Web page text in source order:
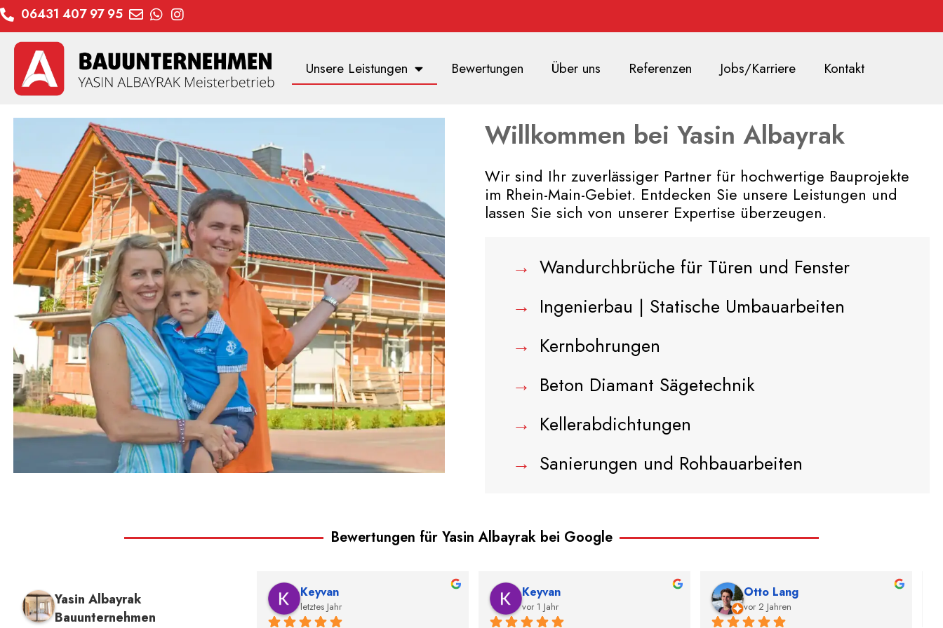
06431 407 97 95
Unsere Leistungen Bewertungen Über uns Referenzen Jobs/Karriere Kontakt
Willkommen bei Yasin Albayrak
Wir sind Ihr zuverlässiger Partner für hochwertige Bauprojekte
im Rhein-Main-Gebiet. Entdecken Sie unsere Leistungen und
lassen Sie sich von unserer Expertise überzeugen.
→ Wandurchbrüche für Türen und Fenster
→ Ingenierbau | Statische Umbauarbeiten
→ Kernbohrungen
→ Beton Diamant Sägetechnik
→ Kellerabdichtungen
→ Sanierungen und Rohbauarbeiten
Bewertungen für Yasin Albayrak bei Google
Yasin Albayrak
Bauunternehmen
Keyvan
letztes Jahr
Keyvan
vor 1 Jahr
Otto Lang
vor 2 Jahren